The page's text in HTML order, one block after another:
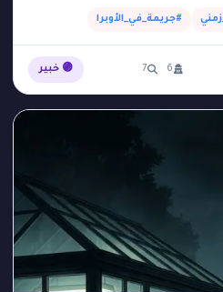
#جريمة_في_الأوبرا
6
7 🟣 خبير